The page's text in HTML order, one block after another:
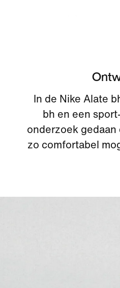
In de Nike Alate
bh en een
onderzoek
zo comfortabel